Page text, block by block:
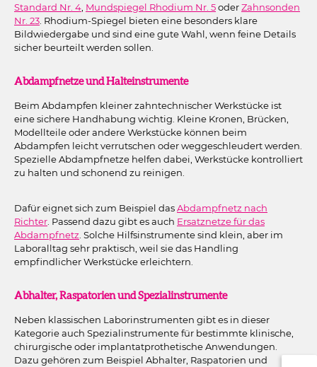
Standard Nr. 4 Mundspiegel Rhodium Nr. 5oderZahnsonden
Nr. 23 . Rhodium-Spiegel bieten eine besonders klare
Bildwiedergabe und sind eine gute Wahl, wenn feine Details
sicher beurteilt werden sollen.
Abdampfnetze und Halteinstrumente
Beim Abdampfen kleiner zahntechnischer Werkstücke ist
eine sichere Handhabung wichtig. Kleine Kronen, Brücken,
Modellteile oder andere Werkstücke können beim
Abdampfen leicht verrutschen oder weggeschleudert werden.
Spezielle Abdampfnetze helfen dabei, Werkstücke kontrolliert
zu halten und schonend zu reinigen.
Dafür eignet sich zum Beispiel dasAbdampfnetz nach
Richter . Passend dazu gibt es auch Ersatznetze für das
Abdampfnetz . Solche Hilfsinstrumente sind klein, aber im
Laboralltag sehr praktisch, weil sie das Handling
empfindlicher Werkstücke erleichtern.
Abhalter, Raspatorien und Spezialinstrumente
Neben klassischen Laborinstrumenten gibt es in dieser
Kategorie auch Spezialinstrumente für bestimmte klinische,
chirurgische oder implantatprothetische Anwendungen.
Dazu gehören zum Beispiel Abhalter, Raspatorien und